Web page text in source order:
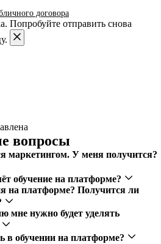
договора
Попробуйте отправить снова
вопросы
маркетингом. У меня получится?
обучение на платформе?
на платформе? Получится ли
мне нужно будет уделять
в обучении на платформе?